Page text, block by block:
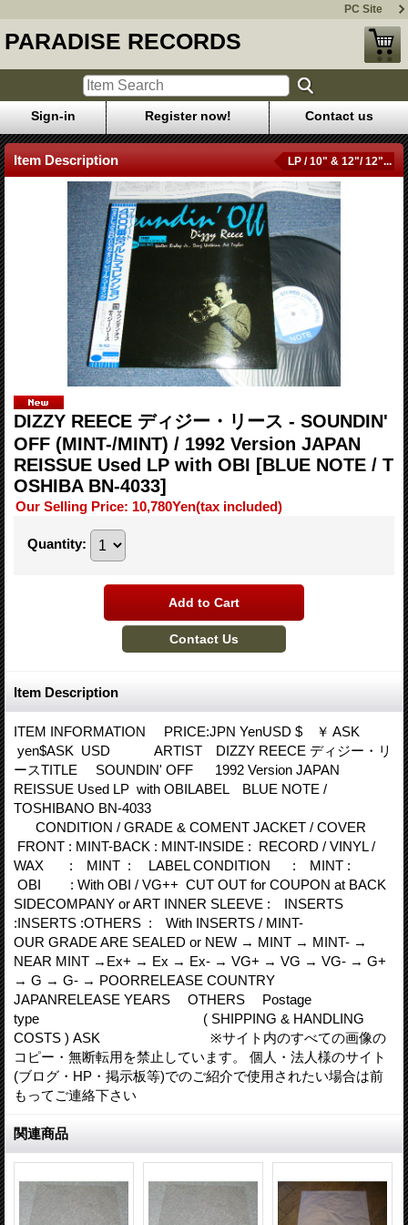
PC Site
PARADISE RECORDS
Sign-in Register now! Contact us
Item Description LP / 10" & 12"/ 12"...
DIZZY REECE ディジー・リース - SOUNDIN'
OFF (MINT-/MINT) / 1992 Version JAPAN
REISSUE Used LP with OBI [BLUE NOTE / T
OSHIBA BN-4033]
Our Selling Price: 10,780Yen(tax included)
Quantity:
Item Description
ITEM INFORMATION PRICE:JPN YenUSD $ ￥ ASK
yen$ASK USD ARTIST DIZZY REECE ディジー・リ
ースTITLE SOUNDIN' OFF 1992 Version JAPAN
REISSUE Used LP with OBILABEL BLUE NOTE /
TOSHIBANO BN-4033
CONDITION / GRADE & COMENT JACKET / COVER
FRONT : MINT-BACK : MINT-INSIDE : RECORD / VINYL /
WAX : MINT : LABEL CONDITION : MINT :
OBI : With OBI / VG++ CUT OUT for COUPON at BACK
SIDECOMPANY or ART INNER SLEEVE : INSERTS
:INSERTS :OTHERS : With INSERTS / MINT-
OUR GRADE ARE SEALED or NEW → MINT → MINT- →
NEAR MINT →Ex+ → Ex → Ex- → VG+ → VG → VG- → G+
→ G → G- → POORRELEASE COUNTRY
JAPANRELEASE YEARS OTHERS Postage
type ( SHIPPING & HANDLING
COSTS ) ASK ※サイト内のすべての画像の
コピー・無断転用を禁止しています。 個人・法人様のサイト
(ブログ・HP・掲示板等)でのご紹介で使用されたい場合は前
もってご連絡下さい
関連商品